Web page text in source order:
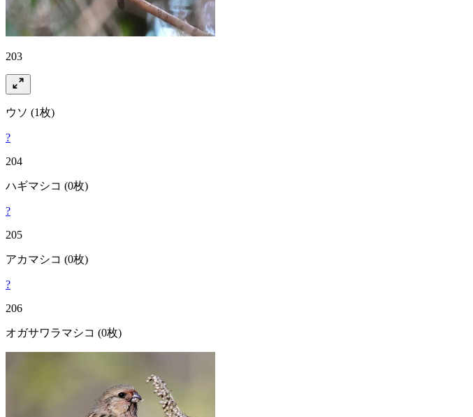
203
ウソ (1枚)
?
204
ハギマシコ (0枚)
?
205
アカマシコ (0枚)
?
206
オガサワラマシコ (0枚)